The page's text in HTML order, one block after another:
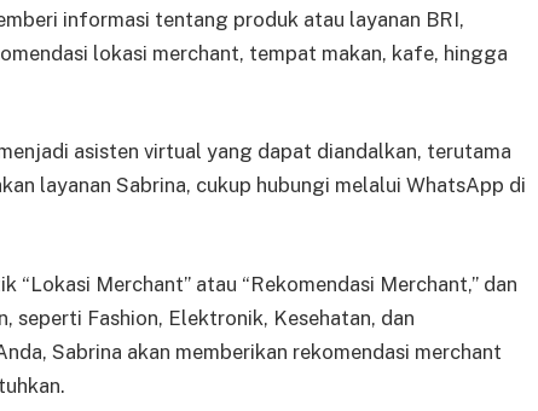
informasi tentang produk atau layanan BRI,
lokasi merchant, tempat makan, kafe, hingga
asisten virtual yang dapat diandalkan, terutama
layanan Sabrina, cukup hubungi melalui WhatsApp di
“Lokasi Merchant” atau “Rekomendasi Merchant,” dan
seperti Fashion, Elektronik, Kesehatan, dan
Sabrina akan memberikan rekomendasi merchant